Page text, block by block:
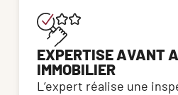
EXPERTISE AVANT
IMMOBILIER
L’expert réalise une